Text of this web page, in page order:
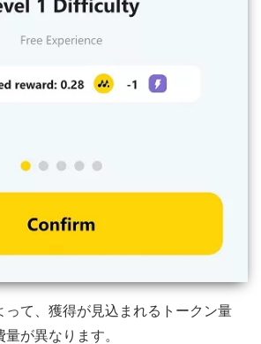
って、獲得が見込まれるトークン量
が異なります。